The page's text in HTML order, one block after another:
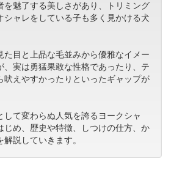
を魅了する美しさがあり、トリミング
シャレをしている子も多く見かける犬
た目と上品な毛並みから優雅なイメー
、実は勇猛果敢な性格であったり、テ
吠えやすかったりといったギャップが
て変わらぬ人気を誇るヨークシャ
じめ、歴史や特徴、しつけの仕方、か
説していきます。